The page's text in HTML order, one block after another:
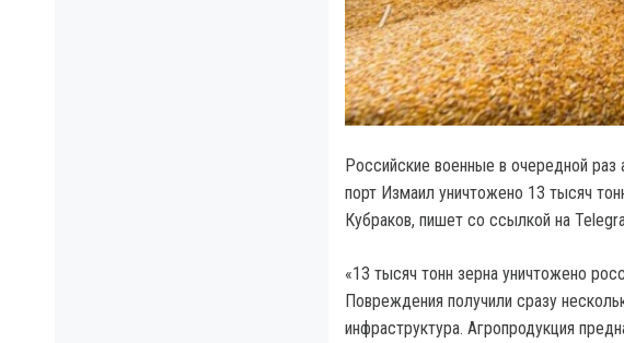
Российские военные в очередной раз
порт Измаил уничтожено 13 тысяч
Кубраков, пишет со ссылкой на
«13 тысяч тонн зерна уничтожено
Повреждения получили сразу
инфраструктура. Агропродукция